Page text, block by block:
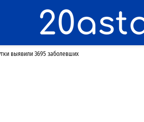
выявили 3695 заболевших